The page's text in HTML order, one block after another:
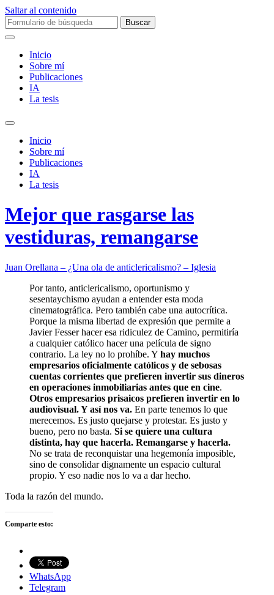
Saltar al contenido
Buscar:
Inicio
Sobre mí­
Publicaciones
IA
La tesis
Alternar
campo
búsqueda
Inicio
Sobre mí­
Publicaciones
IA
La tesis
Mejor que rasgarse las
vestiduras, remangarse
Juan Orellana – ¿Una ola de anticlericalismo? – Iglesia
Por tanto, anticlericalismo, oportunismo y
sesentaychismo ayudan a entender esta moda
cinematográfica. Pero también cabe una autocrítica.
Porque la misma libertad de expresión que permite a
Javier Fesser hacer esa ridiculez de Camino, permitiría
a cualquier católico hacer una película de signo
contrario. La ley no lo prohíbe. Y hay muchos
empresarios oficialmente católicos y de sebosas
cuentas corrientes que prefieren invertir sus dineros
en operaciones inmobiliarias antes que en cine.
Otros empresarios prisaicos prefieren invertir en lo
audiovisual. Y así nos va. En parte tenemos lo que
merecemos. Es justo quejarse y protestar. Es justo y
bueno, pero no basta. Si se quiere una cultura
distinta, hay que hacerla. Remangarse y hacerla.
No se trata de reconquistar una hegemonía imposible,
sino de consolidar dignamente un espacio cultural
propio. Y eso nadie nos lo va a dar hecho.
Toda la razón del mundo.
Comparte esto:
WhatsApp
Telegram